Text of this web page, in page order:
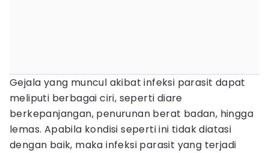
Gejala yang muncul akibat infeksi parasit dapat
meliputi berbagai ciri, seperti diare
berkepanjangan, penurunan berat badan, hingga
lemas. Apabila kondisi seperti ini tidak diatasi
dengan baik, maka infeksi parasit yang terjadi